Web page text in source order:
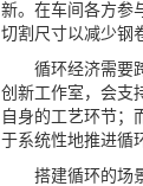
新。在车间各方参
切割尺寸以减少钢
循环经济需要跨
创新工作室，会支
自身的工艺环节；
于系统性地推进循
搭建循环的场景